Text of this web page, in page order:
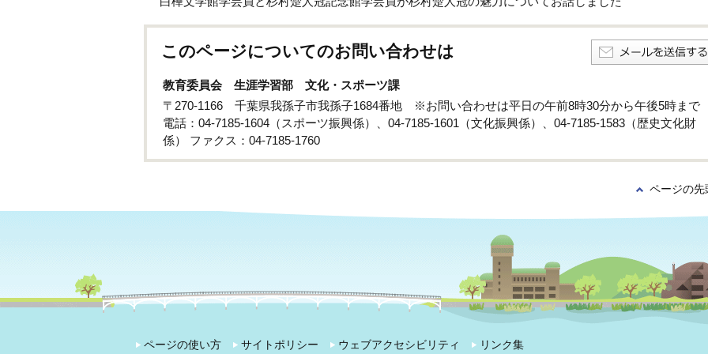
このページについてのお問い合わせは
教育委員会 生涯学習部 文化・スポーツ課
〒270-1166 千葉県我孫子市我孫子1684番地 ※お問い合わせは平日の午前8時30分から午後5時まで
電話：04-7185-1604（スポーツ振興係）、04-7185-1601（文化振興係）、04-7185-1583（歴史文化財
係） ファクス：04-7185-1760
ページの先
ページの使い方 サイトポリシー ウェブアクセシビリティ リンク集